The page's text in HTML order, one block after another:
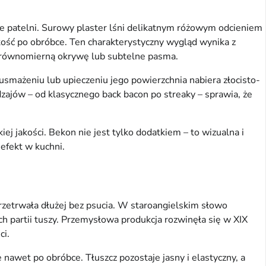
patelni. Surowy plaster lśni delikatnym różowym odcieniem
po obróbce. Ten charakterystyczny wygląd wynika z
okrywę lub subtelne pasma.
lub upieczeniu jego powierzchnia nabiera złocisto-
– od klasycznego back bacon po streaky – sprawia, że
jakości. Bekon nie jest tylko dodatkiem – to wizualna i
w kuchni.
dłużej bez psucia. W staroangielskim słowo
partii tuszy. Przemysłowa produkcja rozwinęła się w XIX
po obróbce. Tłuszcz pozostaje jasny i elastyczny, a